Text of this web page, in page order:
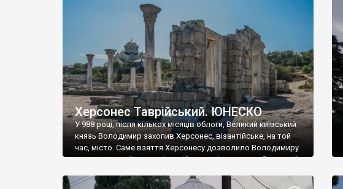
візантійської доби. Раритети викрадені з фондів об’єкту
культурної спадщини ЮНЕСКО «Херсонеса Таврійського».
Офіційно – на виставку «Золото Візантії», але експерти та
влада в Україні вважають це лише […]
Херсонес Таврійський. ЮНЕСКО
У 988 році, після кількох місяців облоги, Великий київський
князь Володимир захопив Херсонес, візантійське, на той
час, місто. Саме взяття Херсонесу дозволило Володимиру
диктувати свої умови візантійському імператору Василю ІІ,
Херсонесі Володимир-язичник, став Василем-